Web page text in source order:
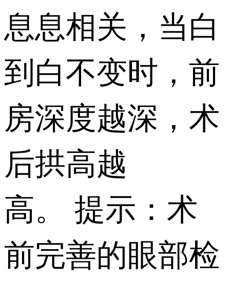
息息相关，当白
到白不变时，前
房深度越深，术
后拱高越
高。
提示：术
前完善的眼部检